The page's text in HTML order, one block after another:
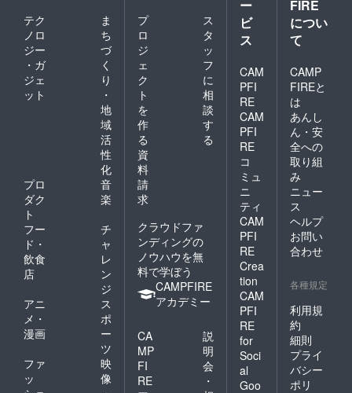
テク
ノロ
ジー
・ガ
ジェ
ット
ま
ち
づ
く
り
・
地
域
活
性
化
プロ
ダク
ト
音
楽
フー
ド・
飲食
店
チ
ャ
レ
ン
ジ
アニ
メ・
漫画
ス
ポ
ー
ツ
ファ
ッ
映
像
プ
ロ
ジ
ェ
ク
ト
を
作
る
ス
タ
ッ
フ
に
相
談
す
る
資
料
請
求
クラウドファ
ンディングの
ノウハウを無
料で学ぼう
CAMPFIRE
アカデミー
CA
MP
FI
RE
説
明
会
・
ー
ビ
ス
CAM
PFI
RE
CAM
PFI
RE
コ
ミュ
ニ
ティ
CAM
PFI
RE
Crea
tion
CAM
PFI
RE
for
Soci
al
Goo
FIRE
につい
て
CAMP
FIREと
は
あんし
ん・安
全への
取り組
み
ニュー
ス
ヘルプ
お問い
合わせ
各種規定
利用規
約
細則
プライ
バシー
ポリ